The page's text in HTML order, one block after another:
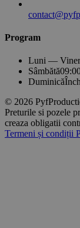
Program
Luni —
Sâmbătă
Duminică
© 2026
Preturile si pozele
creaza obligatii
Termeni și condiții